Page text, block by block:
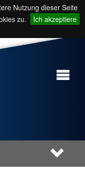
Nutzung dieser Seite
zu.
Ich akzeptiere